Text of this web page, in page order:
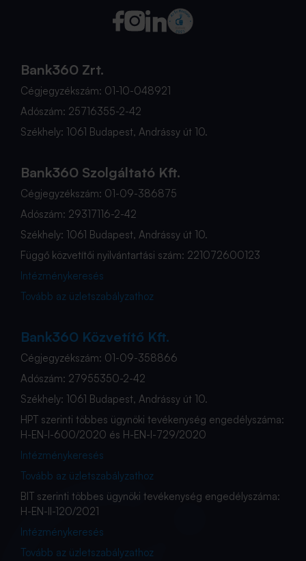
Bank360 Zrt.
Cégjegyzékszám: 01-10-048921
Adószám: 25716355-2-42
Székhely: 1061 Budapest, Andrássy út 10.
Bank360 Szolgáltató Kft.
Cégjegyzékszám: 01-09-386875
Adószám: 29317116-2-42
Székhely: 1061 Budapest, Andrássy út 10.
Függő közvetítői nyilvántartási szám: 221072600123
Intézménykeresés
Tovább az üzletszabályzathoz
Bank360 Közvetítő Kft.
Cégjegyzékszám: 01-09-358866
Adószám: 27955350-2-42
Székhely: 1061 Budapest, Andrássy út 10.
HPT szerinti többes ügynöki tevékenység engedélyszáma:
H-EN-I-600/2020 és H-EN-I-729/2020
Intézménykeresés
Tovább az üzletszabályzathoz
BIT szerinti többes ügynöki tevékenység engedélyszáma:
H-EN-II-120/2021
Intézménykeresés
Tovább az üzletszabályzathoz